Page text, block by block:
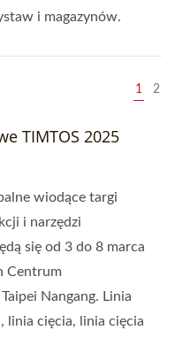
i magazynów.
1 2
TIMTOS 2025
wiodące targi
i narzędzi
się od 3 do 8 marca
Centrum
Nangang. Linia
linia cięcia, linia cięcia